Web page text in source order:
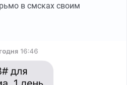
и я получаю сильный
словами «Ну еб твою
включаю аварийку и глушу
беременной супругой и
в смсках своим